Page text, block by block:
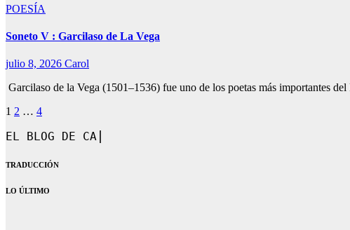
POESÍA
Soneto V : Garcilaso de La Vega
julio 8, 2026 Carol
Garcilaso de la Vega (1501–1536) fue uno de los poetas más importantes
Paginación
de
1 2 … 4
EL BLOG DE CAROL.
TRADUCCIÓN
LO ÚLTIMO